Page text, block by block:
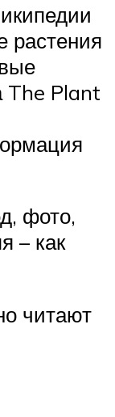
растения
The Plant
фото,
– как
читают